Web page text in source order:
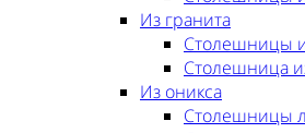
Из гранита
Столешницы
Столешница
Из оникса
Столешницы